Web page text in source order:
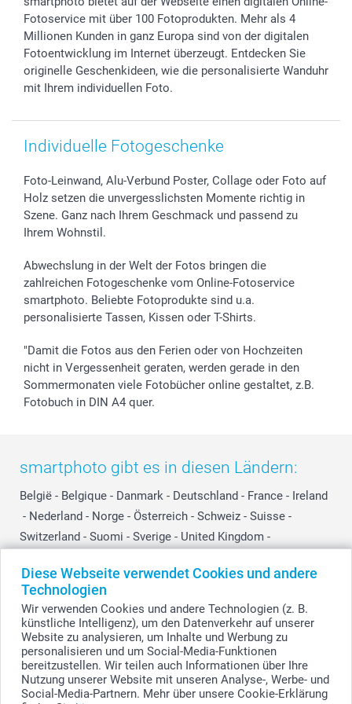
Diese Webseite verwendet Cookies und andere
Technologien
Wir verwenden Cookies und andere Technologien (z. B.
künstliche Intelligenz), um den Datenverkehr auf unserer
Website zu analysieren, um Inhalte und Werbung zu
personalisieren und um Social-Media-Funktionen
bereitzustellen. Wir teilen auch Informationen über Ihre
Nutzung unserer Website mit unseren Analyse-, Werbe- und
Social-Media-Partnern. Mehr über unsere Cookie-Erklärung
Sticker & Etiketten
Geschenk-Gutscheine (PDF)
Presse
Partnerprogramme
Investor Relations
B2B smartbusiness
Widerrufsrecht
Kommunion & Konfirmation
Hochzeit
Geburtstag
Geburt
Zu allen Anlässen
Lieferfristen
72h Lieferung
Zahlungsmöglichkeiten
Sitemap
Status der Bestellung
smartbonus
Fotoservice mit über 100 Fotoprodukten. Mehr als 4
Millionen Kunden in ganz Europa sind von der digitalen
Fotoentwicklung im Internet überzeugt. Entdecken Sie
originelle Geschenkideen, wie die personalisierte Wanduhr
mit Ihrem individuellen Foto.
Individuelle Fotogeschenke
Foto-Leinwand, Alu-Verbund Poster, Collage oder Foto auf
Holz setzen die unvergesslichsten Momente richtig in
Szene. Ganz nach Ihrem Geschmack und passend zu
Ihrem Wohnstil.
Abwechslung in der Welt der Fotos bringen die
zahlreichen Fotogeschenke vom Online-Fotoservice
smartphoto. Beliebte Fotoprodukte sind u.a.
personalisierte Tassen, Kissen oder T-Shirts.
"Damit die Fotos aus den Ferien oder von Hochzeiten
nicht in Vergessenheit geraten, werden gerade in den
Sommermonaten viele Fotobücher online gestaltet, z.B.
Fotobuch in DIN A4 quer.
smartphoto gibt es in diesen Ländern:
België - Belgique - Danmark - Deutschland - France - Ireland
- Nederland - Norge - Österreich - Schweiz - Suisse -
Switzerland - Suomi - Sverige - United Kingdom -
Other Countries
© smartphoto Group. Alle Rechte vorbehalten.
Alle Preise verstehen sich in EURO (€) inkl. MwSt. und zzgl. Versandkosten.